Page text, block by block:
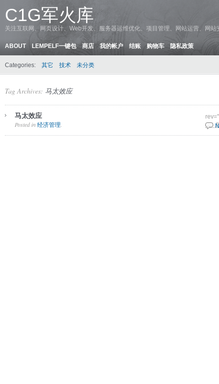
C1G军火库
关注互联网、网页设计、Web开发、服务器运维优化、项目管理、网站运营、网
ABOUT LEMPELF一键包 商店 我的帐户 结账 购物车 隐私政策
Categories: 其它 技术 未分类
Tag Archives: 马太效应
马太效应
1 6
Posted in 经济管理